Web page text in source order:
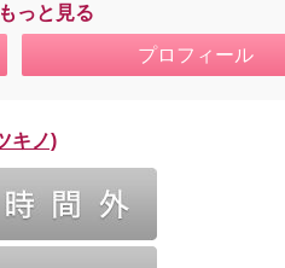
っと見る
プロフィール
キノ)